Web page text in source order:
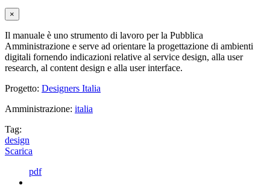
×
Il manuale è uno strumento di lavoro per la Pubblica
Amministrazione e serve ad orientare la progettazione di ambienti
digitali fornendo indicazioni relative al service design, alla user
research, al content design e alla user interface.
Progetto: Designers Italia
Amministrazione: italia
Tag:
design
Scarica
pdf